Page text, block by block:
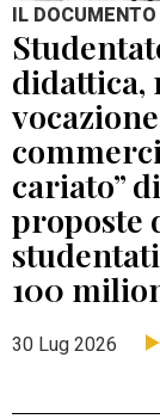
IL
didattica,
cariato”
proposte
100
30 Lug 2026